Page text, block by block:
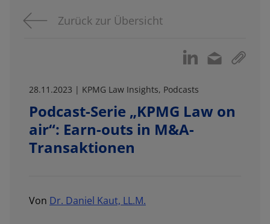
Zurück zur Übersicht
28.11.2023 | KPMG Law Insights, Podcasts
Podcast-Serie „KPMG Law on
air“: Earn-outs in M&A-
Transaktionen
Von Dr. Daniel Kaut, LL.M.